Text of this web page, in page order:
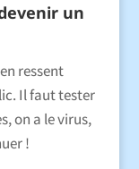
un
ressent
Il faut tester
on a le virus,
!